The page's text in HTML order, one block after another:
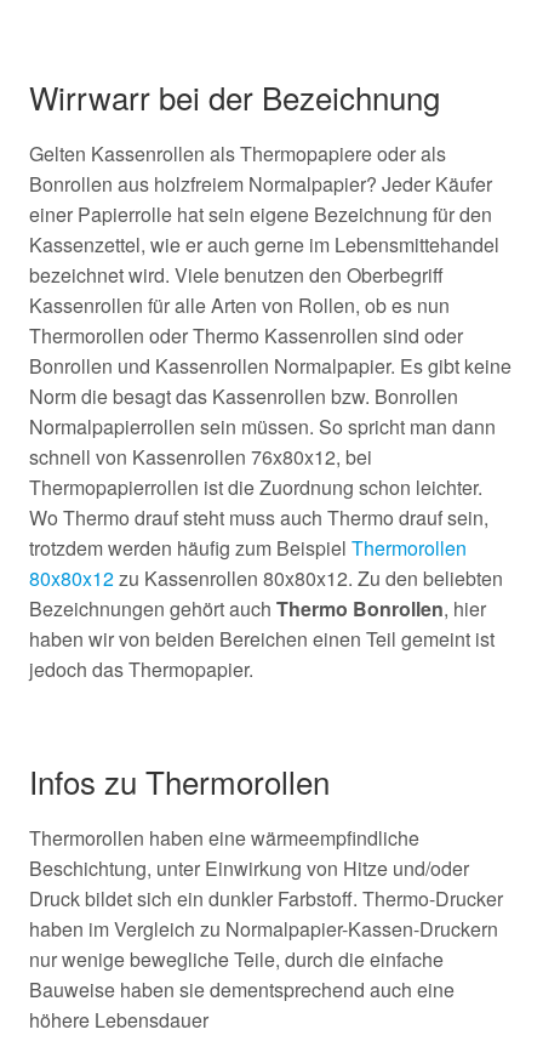
Wirrwarr bei der Bezeichnung
Gelten Kassenrollen als Thermopapiere oder als
Bonrollen aus holzfreiem Normalpapier? Jeder Käufer
einer Papierrolle hat sein eigene Bezeichnung für den
Kassenzettel, wie er auch gerne im Lebensmittehandel
bezeichnet wird. Viele benutzen den Oberbegriff
Kassenrollen für alle Arten von Rollen, ob es nun
Thermorollen oder Thermo Kassenrollen sind oder
Bonrollen und Kassenrollen Normalpapier. Es gibt keine
Norm die besagt das Kassenrollen bzw. Bonrollen
Normalpapierrollen sein müssen. So spricht man dann
schnell von Kassenrollen 76x80x12, bei
Thermopapierrollen ist die Zuordnung schon leichter.
Wo Thermo drauf steht muss auch Thermo drauf sein,
trotzdem werden häufig zum Beispiel Thermorollen
80x80x12zu Kassenrollen 80x80x12. Zu den beliebten
Bezeichnungen gehört auch Thermo Bonrollen, hier
haben wir von beiden Bereichen einen Teil gemeint ist
jedoch das Thermopapier.
Infos zu Thermorollen
Thermorollen haben eine wärmeempfindliche
Beschichtung, unter Einwirkung von Hitze und/oder
Druck bildet sich ein dunkler Farbstoff. Thermo-Drucker
haben im Vergleich zu Normalpapier-Kassen-Druckern
nur wenige bewegliche Teile, durch die einfache
Bauweise haben sie dementsprechend auch eine
höhere Lebensdauer